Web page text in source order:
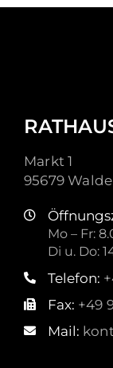
Markt 1
95679
Mo – Fr:
Di u. Do:
Telefon:
Fax: +49
Mail: